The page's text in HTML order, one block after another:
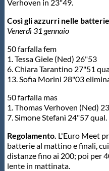
Verhoven in 23"49.
Così gli azzurri nelle
Venerdì 31 gennaio
50 farfalla fem
1. Tessa Giele (Ned) 26"53
6. Chiara Tarantino 27"51
13. Sofia Morini 28"03
50 farfalla mas
1. Thomas Verhoven (Ned)
7. Simone Stefanì 24"57
Regolamento. L'Euro Meet
batterie al mattino e finali,
distanze fino ai 200; poi per
lente in mattinata.